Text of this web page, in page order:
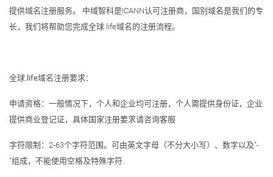
提供域名注册服务。 中域智科是ICANN认可注册商，国别域名是我们的专
长，我们将帮助您完成全球.life域名的注册流程。
全球.life域名注册要求：
申请资格：一般情况下，个人和企业均可注册，个人需提供身份证，企业
提供商业登记证，具体国家注册要求请咨询客服
字符限制：2-63个字符范围。可由英文字母（不分大小写）、数字以及"-
"组成，不能使用空格及特殊字符.